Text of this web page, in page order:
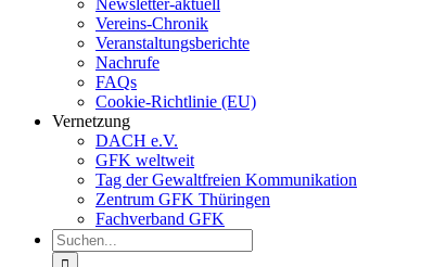
Newsletter-aktuell
Vereins-Chronik
Veranstaltungsberichte
Nachrufe
FAQs
Cookie-Richtlinie (EU)
Vernetzung
DACH e.V.
GFK weltweit
Tag der Gewaltfreien Kommunikation
Zentrum GFK Thüringen
Fachverband GFK
Suche
nach: